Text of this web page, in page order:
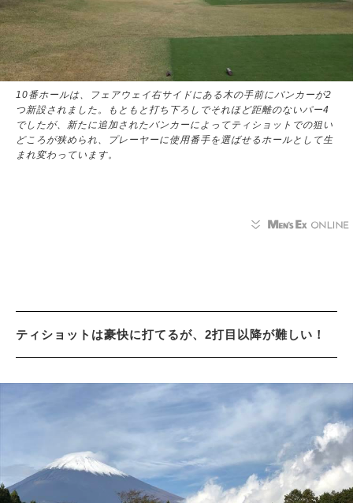
10番ホールは、フェアウェイ右サイドにある木の手前にバンカーが2
つ新設されました。もともと打ち下ろしでそれほど距離のないパー4
でしたが、新たに追加されたバンカーによってティショットでの狙い
どころが狭められ、プレーヤーに使用番手を選ばせるホールとして生
まれ変わっています。
ティショットは豪快に打てるが、2打目以降が難しい！